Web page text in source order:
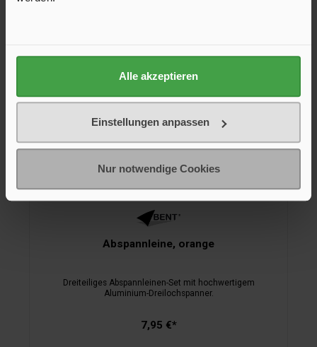
Alle akzeptieren
Einstellungen anpassen
Nur notwendige Cookies
Abspannleine, orange
Dreiteiliges Abspannleinen-Set mit hochwertigem
Aluminium-Dreilochspanner.
7,95 €*